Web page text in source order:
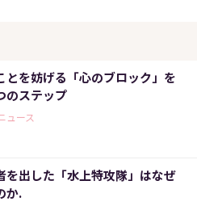
とを妨げる「心のブロック」を
のステップ
ュース
を出した「水上特攻隊」はなぜ
か.